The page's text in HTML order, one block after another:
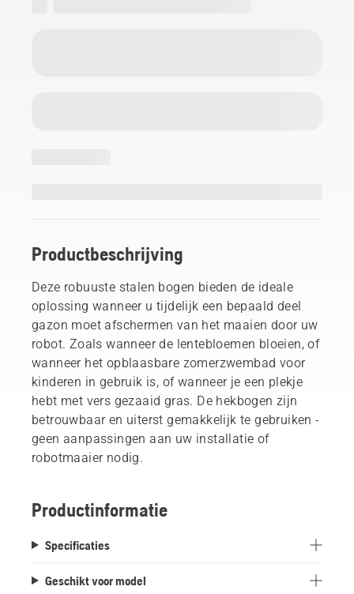
Productbeschrijving
Deze robuuste stalen bogen bieden de ideale
oplossing wanneer u tijdelijk een bepaald deel
gazon moet afschermen van het maaien door uw
robot. Zoals wanneer de lentebloemen bloeien, of
wanneer het opblaasbare zomerzwembad voor
kinderen in gebruik is, of wanneer je een plekje
hebt met vers gezaaid gras. De hekbogen zijn
betrouwbaar en uiterst gemakkelijk te gebruiken -
geen aanpassingen aan uw installatie of
robotmaaier nodig.
Productinformatie
Specificaties
Geschikt voor model